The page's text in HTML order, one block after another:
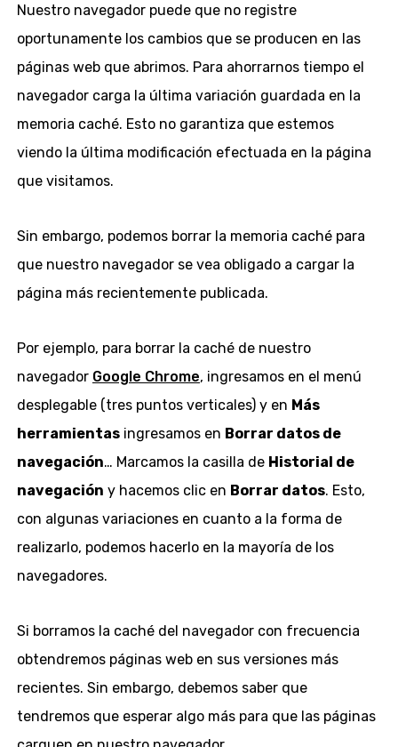
Nuestro navegador puede que no registre
oportunamente los cambios que se producen en las
páginas web que abrimos. Para ahorrarnos tiempo el
navegador carga la última variación guardada en la
memoria caché. Esto no garantiza que estemos
viendo la última modificación efectuada en la página
que visitamos.
Sin embargo, podemos borrar la memoria caché para
que nuestro navegador se vea obligado a cargar la
página más recientemente publicada.
Por ejemplo, para borrar la caché de nuestro
navegador Google Chrome, ingresamos en el menú
desplegable (tres puntos verticales) y en Más
herramientasingresamos en Borrar datos de
navegación… Marcamos la casilla de Historial de
navegación y hacemos clic en Borrar datos. Esto,
con algunas variaciones en cuanto a la forma de
realizarlo, podemos hacerlo en la mayoría de los
navegadores.
Si borramos la caché del navegador con frecuencia
obtendremos páginas web en sus versiones más
recientes. Sin embargo, debemos saber que
tendremos que esperar algo más para que las páginas